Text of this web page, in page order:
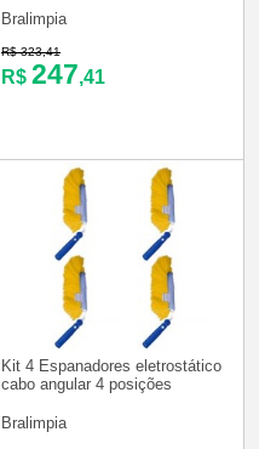
Bralimpia
R$ 323,41
R$ 247,41
Kit 4 Espanadores eletrostático
cabo angular 4 posições
Bralimpia